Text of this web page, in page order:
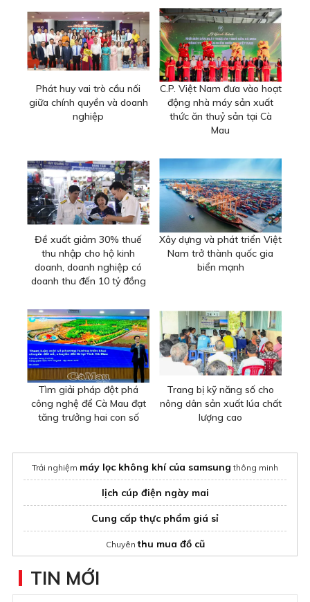
Phát huy vai trò cầu nối
giữa chính quyền và doanh
nghiệp
C.P. Việt Nam đưa vào hoạt
động nhà máy sản xuất
thức ăn thuỷ sản tại Cà
Mau
Đề xuất giảm 30% thuế
thu nhập cho hộ kinh
doanh, doanh nghiệp có
doanh thu đến 10 tỷ đồng
Xây dựng và phát triển Việt
Nam trở thành quốc gia
biển mạnh
Tìm giải pháp đột phá
công nghệ để Cà Mau đạt
tăng trưởng hai con số
Trang bị kỹ năng số cho
nông dân sản xuất lúa chất
lượng cao
Trải nghiệm máy lọc không khí của samsung thông minh
lịch cúp điện ngày mai
Cung cấp thực phẩm giá sỉ
Chuyênthu mua đồ cũ
tủ mát trưng bày thực phẩm
Nước giặt xảHC Việt Nam
TIN MỚI